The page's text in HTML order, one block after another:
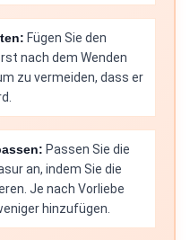
Fügen Sie den
nach dem Wenden
zu vermeiden, dass er
Passen Sie die
an, indem Sie die
Je nach Vorliebe
hinzufügen.